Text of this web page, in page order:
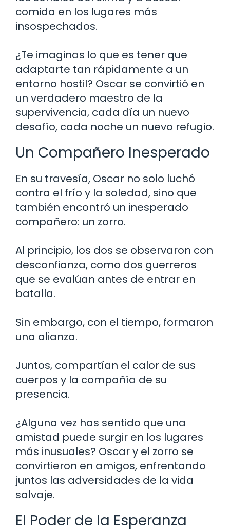
comida en los lugares más
insospechados.
¿Te imaginas lo que es tener que
adaptarte tan rápidamente a un
entorno hostil? Oscar se convirtió en
un verdadero maestro de la
supervivencia, cada día un nuevo
desafío, cada noche un nuevo refugio.
Un Compañero Inesperado
En su travesía, Oscar no solo luchó
contra el frío y la soledad, sino que
también encontró un inesperado
compañero: un zorro.
Al principio, los dos se observaron con
desconfianza, como dos guerreros
que se evalúan antes de entrar en
batalla.
Sin embargo, con el tiempo, formaron
una alianza.
Juntos, compartían el calor de sus
cuerpos y la compañía de su
presencia.
¿Alguna vez has sentido que una
amistad puede surgir en los lugares
más inusuales? Oscar y el zorro se
convirtieron en amigos, enfrentando
juntos las adversidades de la vida
salvaje.
El Poder de la Esperanza